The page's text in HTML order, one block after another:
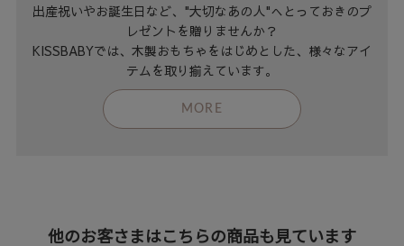
出産祝いやお誕生日など、"大切なあの人"へとっておきのプ
レゼントを贈りませんか？
KISSBABYでは、木製おもちゃをはじめとした、様々なアイ
テムを取り揃えています。
MORE
他のお客さまはこちらの商品も見ています